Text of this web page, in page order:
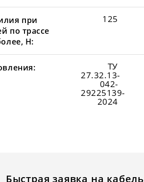
при
по трассе
Н:
125
ТУ
27.32.13-
042-
29225139-
2024
Быстрая заявка на кабель